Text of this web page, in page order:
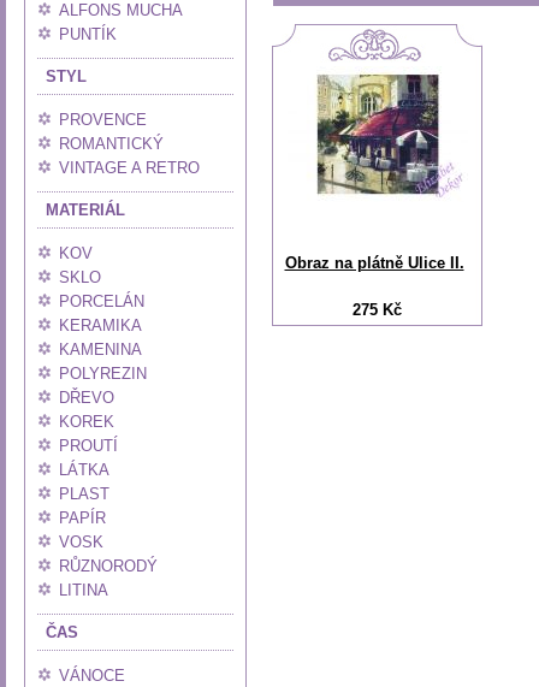
ALFONS MUCHA
PUNTÍK
STYL
PROVENCE
ROMANTICKÝ
VINTAGE A RETRO
MATERIÁL
KOV
SKLO
PORCELÁN
KERAMIKA
KAMENINA
POLYREZIN
DŘEVO
KOREK
PROUTÍ
LÁTKA
PLAST
PAPÍR
VOSK
RŮZNORODÝ
LITINA
ČAS
VÁNOCE
Obraz na plátně Ulice II.
275 Kč